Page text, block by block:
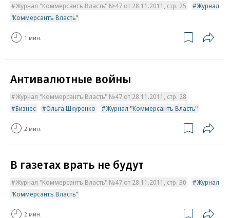
Журнал "Коммерсантъ Власть" №47 от 28.11.2011, стр. 25
Журнал
"Коммерсантъ Власть"
1 мин.
Антивалютные войны
Журнал "Коммерсантъ Власть" №47 от 28.11.2011, стр. 28
Бизнес
Ольга Шкуренко Журнал "Коммерсантъ Власть"
2 мин.
В газетах врать не будут
Журнал "Коммерсантъ Власть" №47 от 28.11.2011, стр. 30
Журнал
"Коммерсантъ Власть"
2 мин.